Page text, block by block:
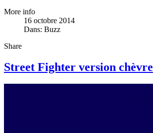
More info
16 octobre 2014
Dans: Buzz
Share
Street Fighter version chèvre